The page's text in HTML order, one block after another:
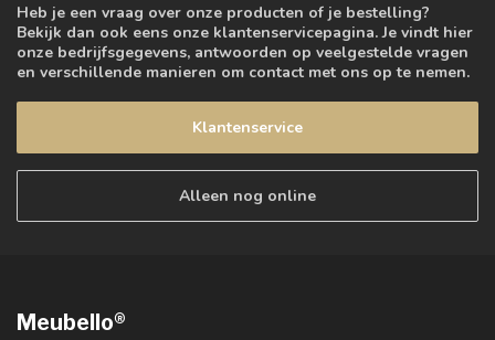
Heb je een vraag over onze producten of je bestelling?
Bekijk dan ook eens onze klantenservicepagina. Je vindt hier
onze bedrijfsgegevens, antwoorden op veelgestelde vragen
en verschillende manieren om contact met ons op te nemen.
Klantenservice
Alleen nog online
Meubello®